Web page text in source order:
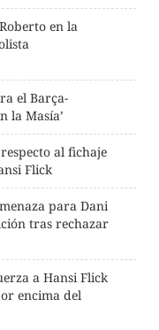
en la
el Barça-
la Masía’
al fichaje
Flick
para Dani
tras rechazar
a Hansi Flick
encima del